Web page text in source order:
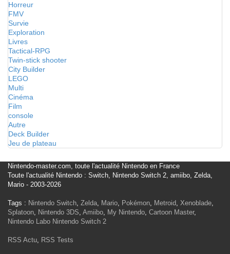
Horreur
FMV
Survie
Exploration
Livres
Tactical-RPG
Twin-stick shooter
City Builder
LEGO
Multi
Cinéma
Film
console
Autre
Deck Builder
Jeu de plateau
Nintendo-master.com, toute l'actualité Nintendo en France
Toute l'actualité Nintendo : Switch, Nintendo Switch 2, amiibo, Zelda,
Mario - 2003-2026
Tags : Nintendo Switch, Zelda, Mario, Pokémon, Metroid, Xenoblade,
Splatoon, Nintendo 3DS, Amiibo, My Nintendo, Cartoon Master,
Nintendo Labo Nintendo Switch 2
RSS Actu, RSS Tests